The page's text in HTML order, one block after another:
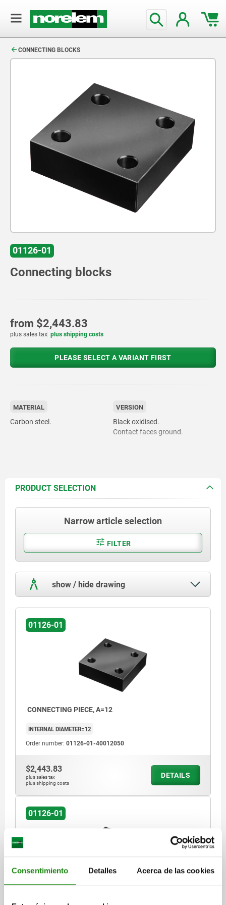
Consentimiento Detalles Acerca de las cookies
CONNECTING BLOCKS
01126-01
Connecting blocks
from $2,443.83
plus sales tax plus shipping costs
PLEASE SELECT A VARIANT FIRST
MATERIAL
Carbon steel.
VERSION
Black oxidised.
Contact faces ground.
PRODUCT SELECTION
Narrow article selection
FILTER
show / hide drawing
01126-01
CONNECTING PIECE, A=12
INTERNAL DIAMETER=12
Order number: 01126-01-40012050
$2,443.83
plus sales tax
plus shipping costs
DETAILS
01126-01